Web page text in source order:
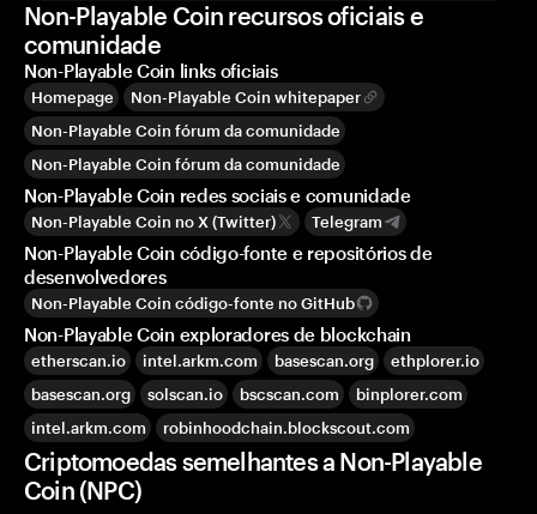
Non-Playable Coin recursos oficiais e
comunidade
Non-Playable Coin links oficiais
Homepage
Non-Playable Coin whitepaper
Non-Playable Coin fórum da comunidade
Non-Playable Coin fórum da comunidade
Non-Playable Coin redes sociais e comunidade
Non-Playable Coin no X (Twitter) Telegram
Non-Playable Coin código-fonte e repositórios de
desenvolvedores
Non-Playable Coin código-fonte no GitHub
Non-Playable Coin exploradores de blockchain
etherscan.io intel.arkm.com basescan.org
ethplorer.io
basescan.org
solscan.io bscscan.com
binplorer.com
intel.arkm.com
robinhoodchain.blockscout.com
Criptomoedas semelhantes a Non-Playable
Coin (NPC)